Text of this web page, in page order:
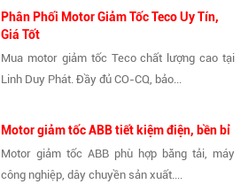
Phân Phối Motor Giảm Tốc Teco Uy Tín,
Giá Tốt
Mua motor giảm tốc Teco chất lượng cao tại
Linh Duy Phát. Đầy đủ CO-CQ, bảo...
Motor giảm tốc ABB tiết kiệm điện, bền bỉ
Motor giảm tốc ABB phù hợp băng tải, máy
công nghiệp, dây chuyền sản xuất....